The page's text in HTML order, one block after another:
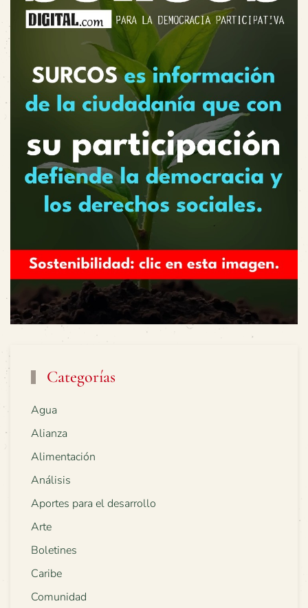
Categorías
Agua
Alianza
Alimentación
Análisis
Aportes para el desarrollo
Arte
Boletines
Caribe
Comunidad